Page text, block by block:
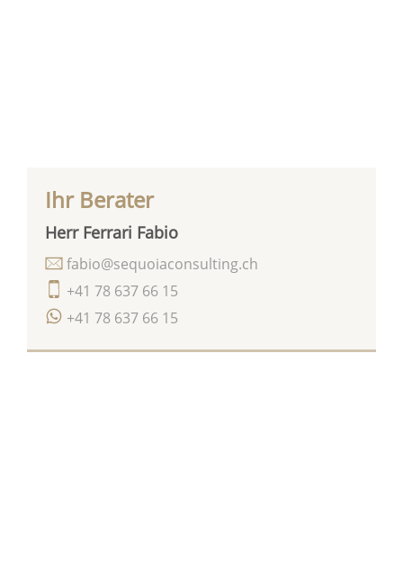
Ihr Berater
Herr Ferrari Fabio
+41 78 637 66 15
+41 78 637 66 15
fabio@sequoiaconsulting.ch